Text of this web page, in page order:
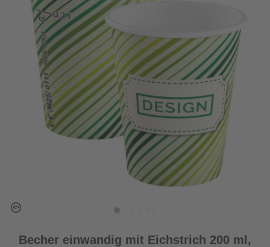
Becher einwandig mit Eichstrich 200 ml,